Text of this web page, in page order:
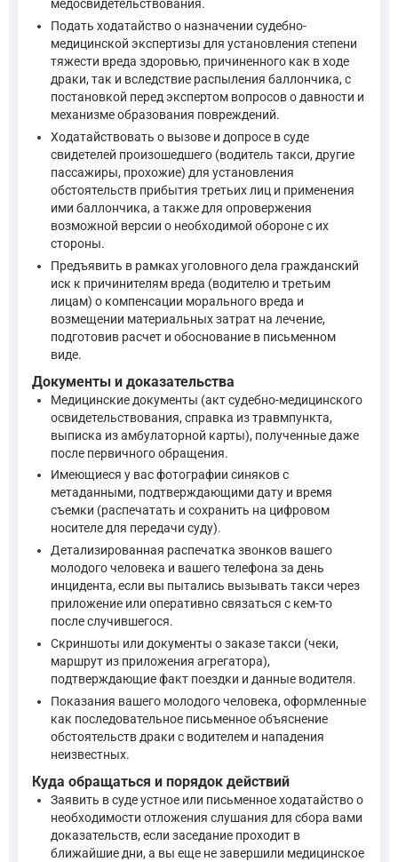
"Назначение и производство судебной экспертизы
—Уголовно-процессуальный кодекс Российской
При вызове в суд стороны обладают широким кругом
"1. Потерпевшим является физическое лицо, которому
—Уголовно-процессуальный кодекс Российской
"Статья 44 УПК РФ определяет понятие гражданского
Уголовно-процессуальный кодекс Российской
Отсутствие официального снятия побоев (медицинского
"Статья 26.2. Доказательства 1. Доказательствами по
—Кодекс Российской Федерации об административных
медосвидетельствования.
Подать ходатайство о назначении судебно-
медицинской экспертизы для установления степени
тяжести вреда здоровью, причиненного как в ходе
драки, так и вследствие распыления баллончика, с
постановкой перед экспертом вопросов о давности и
механизме образования повреждений.
Ходатайствовать о вызове и допросе в суде
свидетелей произошедшего (водитель такси, другие
пассажиры, прохожие) для установления
обстоятельств прибытия третьих лиц и применения
ими баллончика, а также для опровержения
возможной версии о необходимой обороне с их
стороны.
Предъявить в рамках уголовного дела гражданский
иск к причинителям вреда (водителю и третьим
лицам) о компенсации морального вреда и
возмещении материальных затрат на лечение,
подготовив расчет и обоснование в письменном
виде.
Документы и доказательства
Медицинские документы (акт судебно-медицинского
освидетельствования, справка из травмпункта,
выписка из амбулаторной карты), полученные даже
после первичного обращения.
Имеющиеся у вас фотографии синяков с
метаданными, подтверждающими дату и время
съемки (распечатать и сохранить на цифровом
носителе для передачи суду).
Детализированная распечатка звонков вашего
молодого человека и вашего телефона за день
инцидента, если вы пытались вызывать такси через
приложение или оперативно связаться с кем-то
после случившегося.
Скриншоты или документы о заказе такси (чеки,
маршрут из приложения агрегатора),
подтверждающие факт поездки и данные водителя.
Показания вашего молодого человека, оформленные
как последовательное письменное объяснение
обстоятельств драки с водителем и нападения
неизвестных.
Куда обращаться и порядок действий
Заявить в суде устное или письменное ходатайство о
необходимости отложения слушания для сбора вами
доказательств, если заседание проходит в
ближайшие дни, а вы еще не завершили медицинское